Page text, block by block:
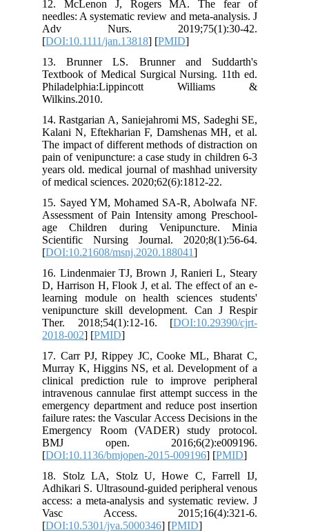
12. McLenon J, Rogers MA.
needles: A systematic review and
Adv Nurs.
[DOI:10.1111/jan.13818
13. Brunner LS. Brunner and
Textbook of Medical Surgical Nursing.
Philadelphia:Lippincott
14. Rastgarian A, Saniejahromi MS,
Kalani N, Eftekharian F, Damshenas
The impact of different methods of
pain of venipuncture: a case study in
years old. medical journal of mashhad
of medical sciences. 2020;62(6):1812-
15. Sayed YM, Mohamed SA-R,
Assessment of Pain Intensity among
age Children during
Scientific Nursing Journal.
[DOI:10.21608/msnj.2020.188041
16. Lindenmaier TJ, Brown J, Ranieri
D, Harrison H, Flook J, et al. The
learning module on health sciences
venipuncture skill development. Can
Ther. 2018;54(1):12-16. [
17. Carr PJ, Rippey JC, Cooke ML,
Murray K, Higgins NS, et al.
clinical prediction rule to improve
intravenous cannulae first attempt
emergency department and reduce post
failure rates: the Vascular Access
Emergency Room (VADER) study
BMJ open.
[DOI:10.1136/bmjopen-2015-009196
18. Stolz LA, Stolz U, Howe C,
Adhikari S. Ultrasound-guided
access: a meta-analysis and systematic
Vasc Access.
[DOI:10.5301/jva.5000346